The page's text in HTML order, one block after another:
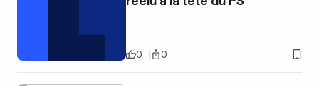
0 0